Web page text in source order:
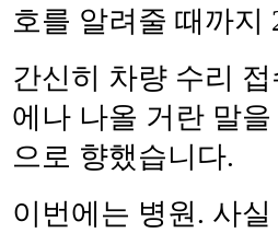
호를 알려줄 때까지
간신히 차량 수리
에나 나올 거란 말
으로 향했습니다.
이번에는 병원. 사